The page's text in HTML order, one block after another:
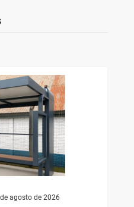
agosto de 2026